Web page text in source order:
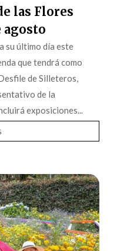
las Flores
agosto
su último día este
que tendrá como
de Silleteros,
de la
exposiciones...